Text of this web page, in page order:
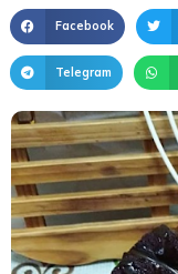
Facebook
Telegram